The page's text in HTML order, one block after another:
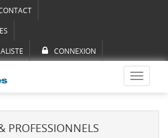
CONNEXION
Toggle
PROFESSIONNELS